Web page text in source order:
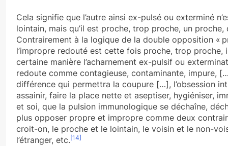
Cela signifie que l’autre ainsi ex-pulsé ou exterminé
lointain, mais qu’il est proche, trop proche, un proche,
Contrairement à la logique de la double opposition «
l’impropre redouté est cette fois proche, trop proche,
certaine manière l’acharnement ex-pulsif ou
redoute comme contagieuse, contaminante, impure,
différence qui permettra la coupure […], l’obsession
assainir, faire la place nette et aseptiser, hygiéniser,
et soi, que la pulsion immunologique se déchaîne,
plus opposer propre et impropre comme deux
croit-on, le proche et le lointain, le voisin et le non-
l’étranger, etc. [14]